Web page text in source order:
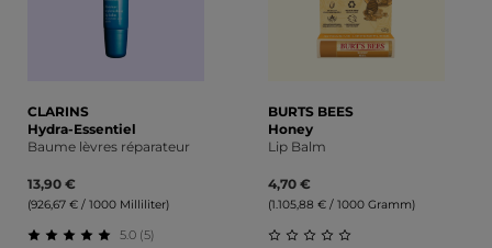
CLARINS
Hydra-Essentiel
Baume lèvres réparateur
13,90 €
(926,67 € / 1000 Milliliter)
5.0 (5)
BURTS BEES
Honey
Lip Balm
4,70 €
(1.105,88 € / 1000 Gramm)